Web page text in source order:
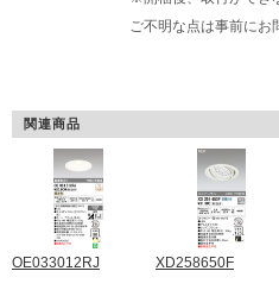
ご不明な点は事前にお
関連商品
OE033012RJ XD258650F